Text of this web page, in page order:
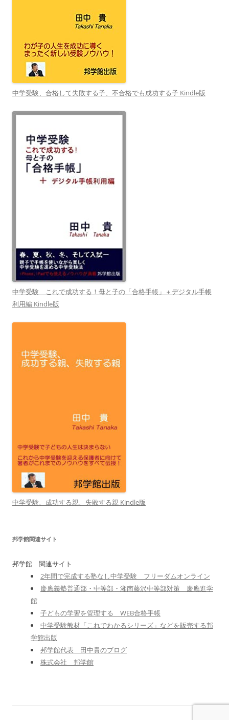
中学受験、合格して失敗する子、不合格でも成功する子 Kindle版
中学受験 これで成功する！母と子の「合格手帳」＋デジタル手帳
利用編 Kindle版
中学受験、成功する親、失敗する親 Kindle版
邦学館関連サイト
邦学館 関連サイト
2年間で完成する塾なし中学受験 フリーダムオンライン
慶應義塾普通部・中等部・湘南藤沢中等部対策 慶應進学
館
子どもの学習を管理する WEB合格手帳
中学受験教材「これでわかるシリーズ」などを販売する邦
学館出版
邦学館代表 田中貴のブログ
株式会社 邦学館